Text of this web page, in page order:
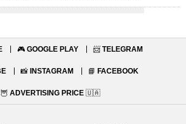
🎮 GOOGLE PLAY 📨 TELEGRAM
📸 INSTAGRAM 📘 FACEBOOK
🦉 ADVERTISING PRICE 🇺🇦